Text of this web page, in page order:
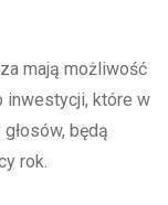
mają możliwość
inwestycji, które w
będą
rok.